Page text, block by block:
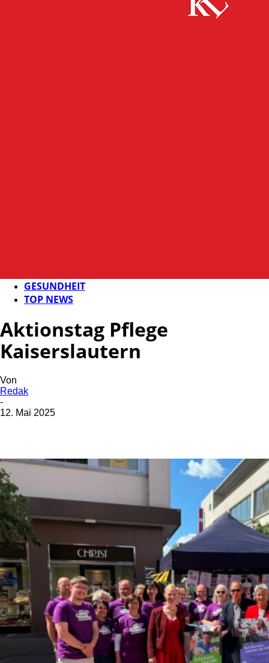
GESUNDHEIT
TOP NEWS
Aktionstag Pflege
Kaiserslautern
Von
Redak
-
12. Mai 2025